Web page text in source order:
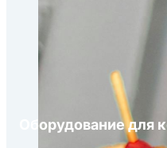
Оборудование для